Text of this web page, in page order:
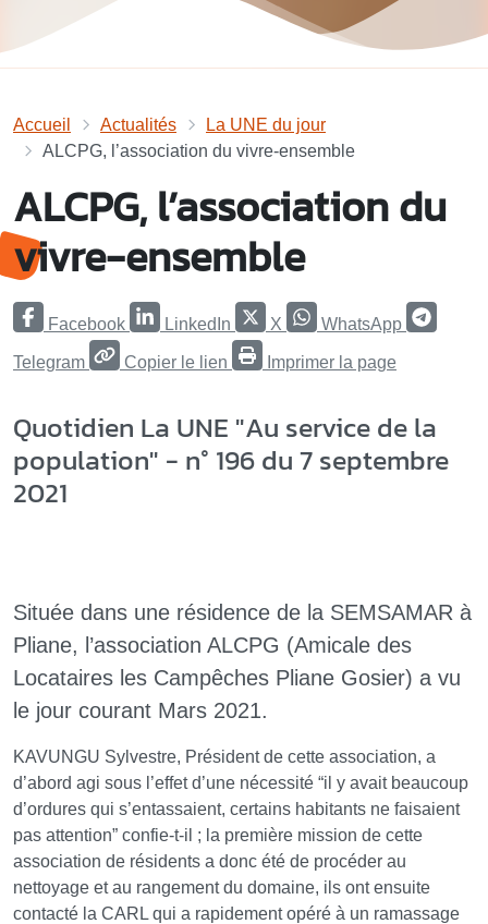
Accueil Actualités
La UNE du jour
ALCPG, l’association du vivre-ensemble
ALCPG, l’association du
vivre-ensemble
Facebook LinkedIn X WhatsApp
Telegram Copier le lien Imprimer la page
Quotidien La UNE "Au service de la
population" - n° 196 du 7 septembre
2021
Située dans une résidence de la SEMSAMAR à
Pliane, l’association ALCPG (Amicale des
Locataires les Campêches Pliane Gosier) a vu
le jour courant Mars 2021.
KAVUNGU Sylvestre, Président de cette association, a
d’abord agi sous l’effet d’une nécessité “il y avait beaucoup
d’ordures qui s’entassaient, certains habitants ne faisaient
pas attention” confie-t-il ; la première mission de cette
association de résidents a donc été de procéder au
nettoyage et au rangement du domaine, ils ont ensuite
contacté la CARL qui a rapidement opéré à un ramassage